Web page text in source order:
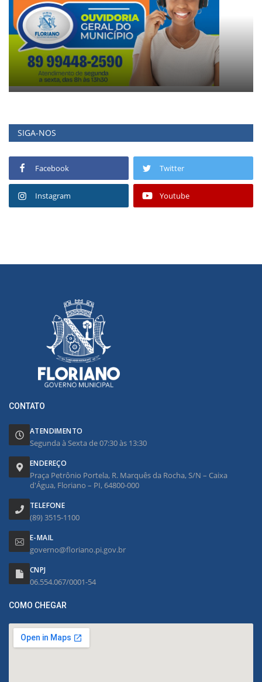
SIGA-NOS
Facebook Twitter
Instagram Youtube
CONTATO
ATENDIMENTO
Segunda à Sexta de 07:30 às 13:30
ENDEREÇO
Praça Petrônio Portela, R. Marquês da Rocha, S/N – Caixa
d'Água, Floriano – PI, 64800-000
TELEFONE
(89) 3515-1100
E-MAIL
governo@floriano.pi.gov.br
CNPJ
06.554.067/0001-54
COMO CHEGAR